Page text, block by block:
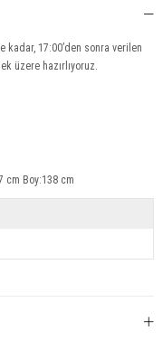
kadar, 17:00’den sonra verilen
üzere hazırlıyoruz.
cm Boy:138 cm